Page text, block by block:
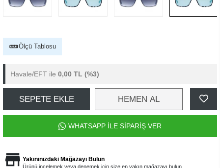
Ölçü Tablosu
Havale/EFT ile 0,00 TL (%3)
SEPETE EKLE HEMEN AL
WHATSAPP İLE SİPARİŞ VER
Yakınınızdaki Mağazayı Bulun
Ürünü incelemek veya denemek için size en yakın mağazayı bulun.